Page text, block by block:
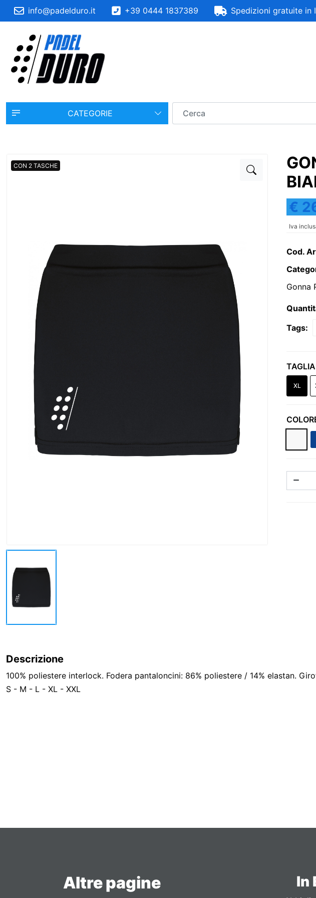
info@padelduro.it +39 0444 1837389 Spedizioni gratuite in
CATEGORIE
CON 2 TASCHE
€
Iva
Cod.
Gonna
Tags:
XL
Descrizione
100% poliestere interlock. Fodera pantaloncini: 86% poliestere / 14% elastan.
S - M - L - XL - XXL
Altre pagine In